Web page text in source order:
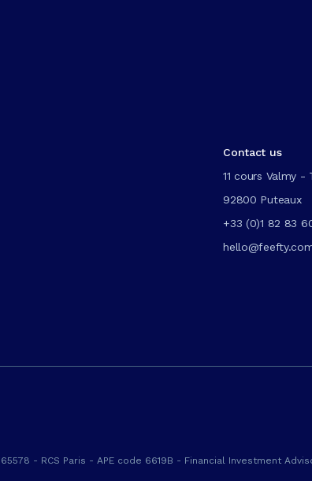
Contact us
11 cours Valmy -
92800 Puteaux
+33 (0)1 82 83
- RCS Paris - APE code 6619B - Financial Investment